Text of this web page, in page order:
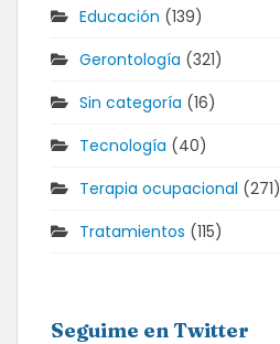
Educación (139)
Gerontología (321)
Sin categoría (16)
Tecnología (40)
Terapia ocupacional (271)
Tratamientos (115)
Seguime en Twitter